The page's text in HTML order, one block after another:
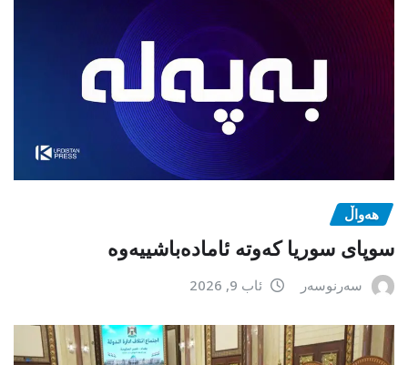
هەواڵ
سوپای سوریا کەوتە ئامادەباشییەوە
سەرنوسەر ئاب 9, 2026